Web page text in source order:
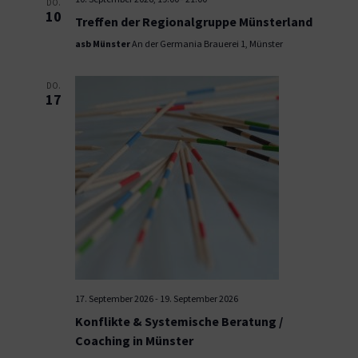
DO.
10 Treffen der Regionalgruppe Münsterland
asb MünsterAn der Germania Brauerei 1, Münster
DO.
17
17. September 2026- 19. September 2026
Konflikte & Systemische Beratung /
Coaching in Münster